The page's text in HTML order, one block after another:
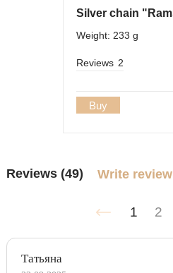
Weight: 233 g
Reviews 2
Buy
Reviews (49) Write review
1 2
Татьяна